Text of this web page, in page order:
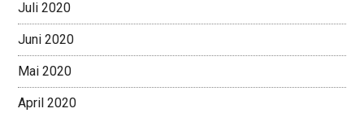
Juli 2020
Juni 2020
Mai 2020
April 2020